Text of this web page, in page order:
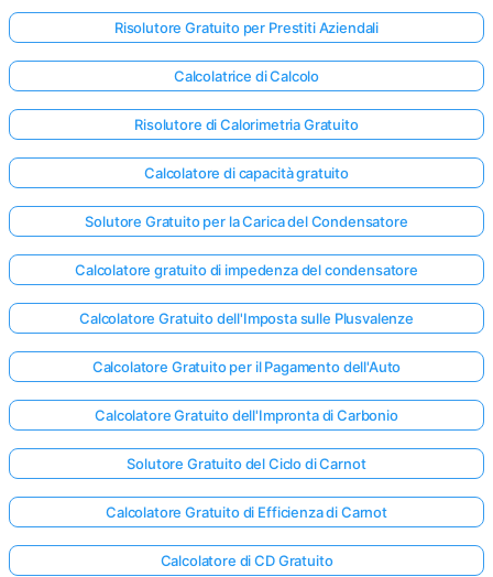
Risolutore Gratuito per Prestiti Aziendali
Calcolatrice di Calcolo
Risolutore di Calorimetria Gratuito
Calcolatore di capacità gratuito
Solutore Gratuito per la Carica del Condensatore
Calcolatore gratuito di impedenza del condensatore
Calcolatore Gratuito dell'Imposta sulle Plusvalenze
Calcolatore Gratuito per il Pagamento dell'Auto
Calcolatore Gratuito dell'Impronta di Carbonio
Solutore Gratuito del Ciclo di Carnot
Calcolatore Gratuito di Efficienza di Carnot
Calcolatore di CD Gratuito